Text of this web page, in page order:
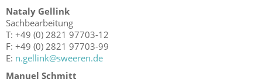
Nataly Gellink
Sachbearbeitung
T: +49 (0) 2821 97703-12
F: +49 (0) 2821 97703-99
E: n.gellink@sweeren.de
Manuel Schmitt